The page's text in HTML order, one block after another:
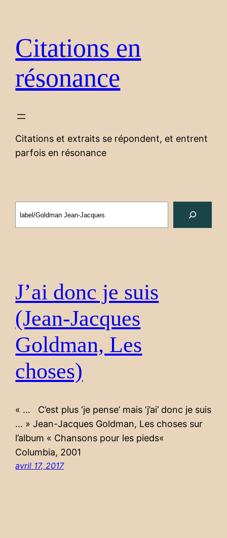
contenu
Citations en
résonance
Citations et extraits se répondent, et entrent
parfois en résonance
J’ai donc je suis
(Jean-Jacques
Goldman, Les
choses)
« … C’est plus ‘je pense’ mais ‘j’ai’ donc je suis
… » Jean-Jacques Goldman, Les choses sur
l’album « Chansons pour les pieds«
Columbia, 2001
avril 17, 2017